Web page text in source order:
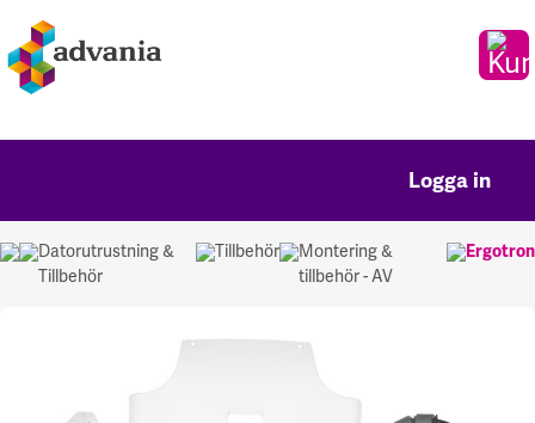
Logga in
Datorutrustning &
Tillbehör
Tillbehör
Montering &
tillbehör - AV
Ergotron